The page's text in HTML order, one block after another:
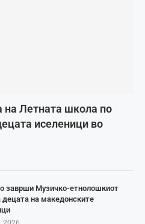
Летната школа по
иселеници во
заврши Музичко-етнолошкиот
децата на македонските